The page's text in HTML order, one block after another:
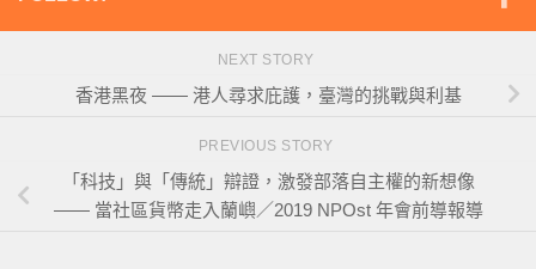
NEXT STORY
香港黑夜 —— 港人尋求庇護，臺灣的挑戰與利基
PREVIOUS STORY
「科技」與「傳統」辯證，激發部落自主權的新想像
—— 當社區貨幣走入蘭嶼／2019 NPOst 年會前導報導